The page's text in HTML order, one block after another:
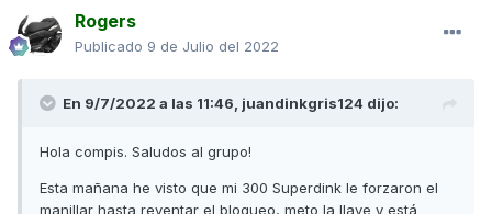
Rogers
Publicado 9 de Julio del 2022
En 9/7/2022 a las 11:46, juandinkgris124 dijo:
Hola compis. Saludos al grupo!
Esta mañana he visto que mi 300 Superdink le forzaron el
manillar hasta reventar el bloqueo, meto la llave y está